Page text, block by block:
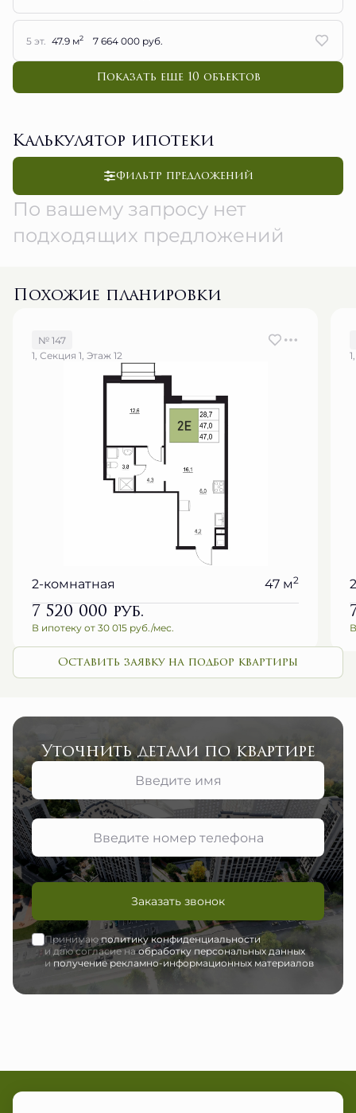
5 эт. 47.9 м2 7 664 000 руб.
Показать еще 10 объектов
Калькулятор ипотеки
Фильтр предложений
По вашему запросу нет
подходящих предложений
Похожие планировки
№ 147
1, Секция 1, Этаж 12
2-комнатная 47 м2
7 520 000руб.
В ипотеку от 30 015 руб./мес.
Оставить заявку на подбор квартиры
Уточнить детали по квартире
Заказать звонок
Принимаюполитику конфиденциальности
и даю согласие наобработку персональных данных
иполучение рекламно-информационных материалов